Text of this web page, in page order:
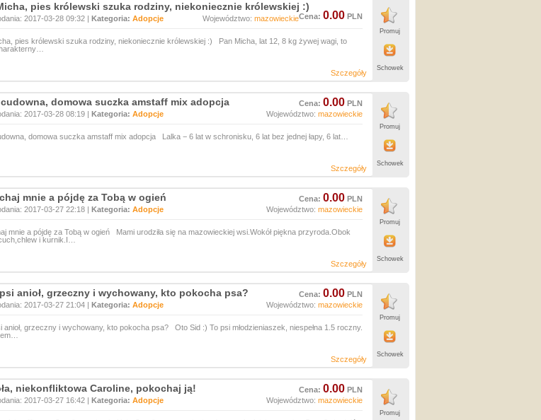
pies królewski szuka rodziny, niekoniecznie królewskiej :)
Cena: 0.00 PLN
2017-03-28 09:32 | Kategoria: Adopcje Województwo: mazowieckie
pies królewski szuka rodziny, niekoniecznie królewskiej :) Pan Micha, lat 12, 8 kg żywej wagi, to
Szczegóły
Promuj
Schowek
domowa suczka amstaff mix adopcja Cena: 0.00 PLN
2017-03-28 08:19 | Kategoria: Adopcje Województwo: mazowieckie
domowa suczka amstaff mix adopcja Lalka − 6 lat w schronisku, 6 lat bez jednej łapy, 6 lat…
Szczegóły
Promuj
Schowek
mnie a pójdę za Tobą w ogień Cena: 0.00 PLN
2017-03-27 22:18 | Kategoria: Adopcje Województwo: mazowieckie
mnie a pójdę za Tobą w ogień Mami urodziła się na mazowieckiej wsi.Wokół piękna przyroda.Obok
i kurnik.I…
Szczegóły
Promuj
Schowek
anioł, grzeczny i wychowany, kto pokocha psa? Cena: 0.00 PLN
2017-03-27 21:04 | Kategoria: Adopcje Województwo: mazowieckie
anioł, grzeczny i wychowany, kto pokocha psa? Oto Sid :) To psi młodzieniaszek, niespełna 1.5 roczny.
Szczegóły
Promuj
Schowek
niekonfliktowa Caroline, pokochaj ją! Cena: 0.00 PLN
2017-03-27 16:42 | Kategoria: Adopcje Województwo: mazowieckie
Promuj